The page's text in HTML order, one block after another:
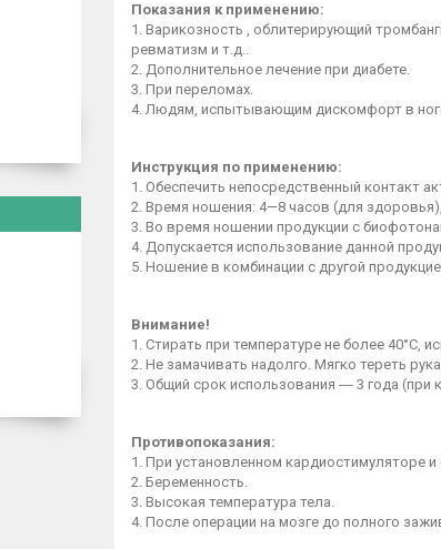
Показания к применению:
1. Варикозность , облитерирующий
ревматизм и т.д..
2. Дополнительное лечение при диабете.
3. При переломах.
4. Людям, испытывающим дискомфорт в
Инструкция по применению:
1. Обеспечить непосредственный контакт
2. Время ношения: 4—8 часов (для
3. Во время ношении продукции с
4. Допускается использование данной
5. Ношение в комбинации с другой
Внимание!
1. Стирать при температуре не более 40°C,
2. Не замачивать надолго. Мягко тереть
3. Общий срок использования ― 3 года (при
Противопоказания:
1. При установленном кардиостимуляторе
2. Беременность.
3. Высокая температура тела.
4. После операции на мозге до полного